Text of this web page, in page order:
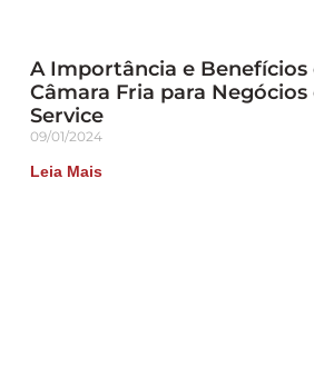
A Importância e Benefícios
Câmara Fria para Negócios
Service
09/01/2024
Leia Mais